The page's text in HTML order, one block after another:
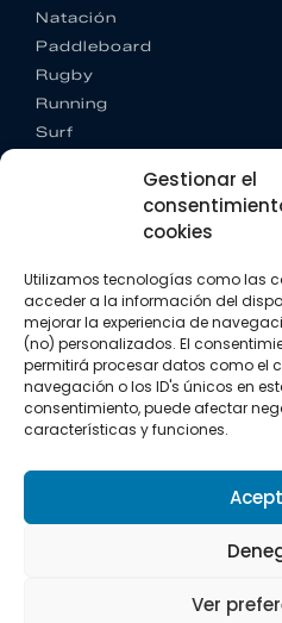
Gestionar el
cookies
Utilizamos tecnologías como las
acceder a la información del
mejorar la experiencia de
(no) personalizados. El
permitirá procesar datos como el
navegación o los ID's únicos en
consentimiento, puede afectar
características y funciones.
Ver
Natación
Paddleboard
Rugby
Running
Surf
CONTACTO
+34 662 342 177
info@vkssport.com
SÍGUENOS
Política de
Todos los